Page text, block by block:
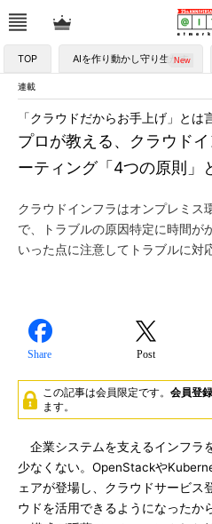
TOP AIを作り動かし守り生かす
連載
プロが教える、クラウド
ーティング「4つの原則」
「クラウドだからお手上げ」とは
クラウドインフラはオンプレミス
で、トラブルの原因特定に時間が
いった点に注意してトラブルに対
Share Post
この記事は会員限定です。 会員登
ます。
企業システムを支えるインフラ
少なくない。OpenStackや
ェアが登場し、クラウドサービス
ウドを活用できるようになったか